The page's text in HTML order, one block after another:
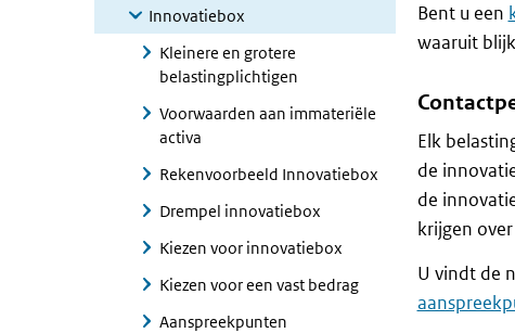
Innovatiebox
Kleinere en grotere
belastingplichtigen
Voorwaarden aan immateriële
activa
Rekenvoorbeeld Innovatiebox
Drempel innovatiebox
Kiezen voor innovatiebox
Kiezen voor een vast bedrag
Aanspreekpunten
Bent u een
waaruit
Elk
de
de
krijgen
U vindt de